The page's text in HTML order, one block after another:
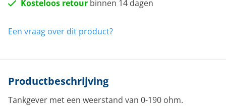
Kosteloos retour binnen 14 dagen
Een vraag over dit product?
Productbeschrijving
Tankgever met een weerstand van 0-190 ohm.